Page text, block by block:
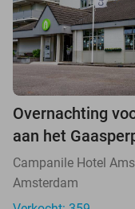
Overnachting
aan het
Campanile Hotel
Amsterdam